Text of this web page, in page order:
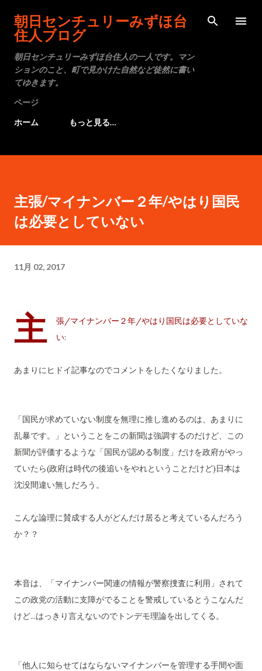
スキップしてメイン コンテンツに移動
朝日センチュリーみずほ台
住人ブログ
朝日センチュリーみずほ台住人の一人です。マン
ションのこと、町で見かけた自然など徒然に書い
てゆきます。
ページ
ホーム
もっと見る…
主張/マイナンバー２年/やはり国民
は必要としていない
11月 02, 2017
主
張/マイナンバー２年/やはり国民は必要としていな
い:
あまりにヒドイ記事なのでコメントをしたくなりました。
「国民が求めていない制度を無理に推し進めるのは、あまりに
乱暴です。」ということをこの新聞は強調するのだけど、この
新聞が評価するような「国民が認める制度」だけを政府がやっ
ていたら(政府は時代の後追いをやれということだけど)日本は
沈没間違い無しだろう。
こんな論理に賛成する人がどんだけ居ると考えているんだろう
か？？
本音は、「マイナンバー関連の情報が警察捜査に利用」されて
この政党の活動に支障がでることを警戒しているとうこなんだ
けど...はっきり言えないのでトンデモ理論を出してくる。
「他人に知らせてはならないマイナンバーを管理する手間や面